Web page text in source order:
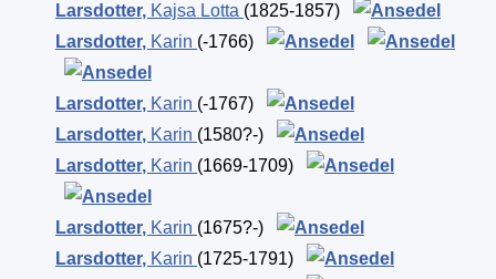
Larsdotter, Kajsa Lotta (1825-1857)
Larsdotter, Karin (-1766)
Larsdotter, Karin (-1767)
Larsdotter, Karin (1580?-)
Larsdotter, Karin (1669-1709)
Larsdotter, Karin (1675?-)
Larsdotter, Karin (1725-1791)